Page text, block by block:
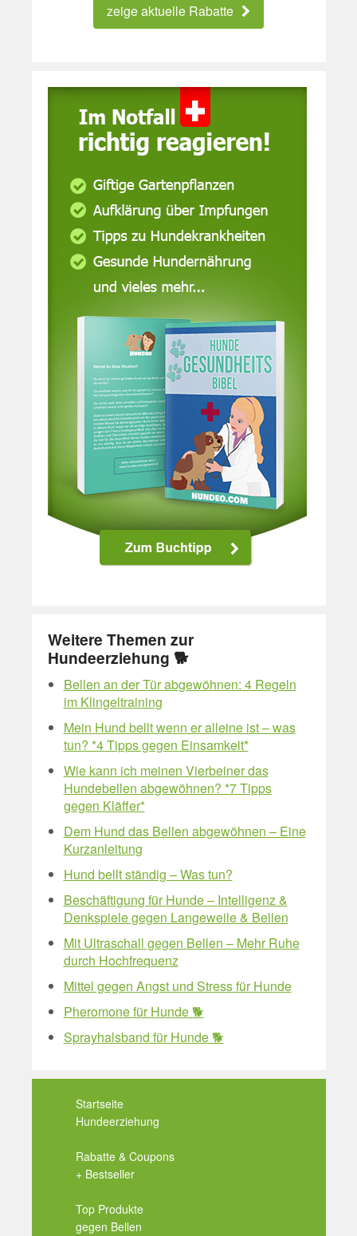
zeige aktuelle Rabatte
Weitere Themen zur
Hundeerziehung 🐕
Bellen an der Tür abgewöhnen: 4 Regeln
im Klingeltraining
Mein Hund bellt wenn er alleine ist – was
tun? *4 Tipps gegen Einsamkeit*
Wie kann ich meinen Vierbeiner das
Hundebellen abgewöhnen? *7 Tipps
gegen Kläffer*
Dem Hund das Bellen abgewöhnen – Eine
Kurzanleitung
Hund bellt ständig – Was tun?
Beschäftigung für Hunde – Intelligenz &
Denkspiele gegen Langeweile & Bellen
Mit Ultraschall gegen Bellen – Mehr Ruhe
durch Hochfrequenz
Mittel gegen Angst und Stress für Hunde
Pheromone für Hunde 🐕
Sprayhalsband für Hunde 🐕
Startseite
Hundeerziehung
Rabatte & Coupons
+ Bestseller
Top Produkte
gegen Bellen